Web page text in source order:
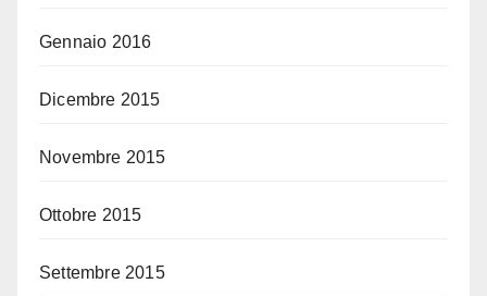
Gennaio 2016
Dicembre 2015
Novembre 2015
Ottobre 2015
Settembre 2015